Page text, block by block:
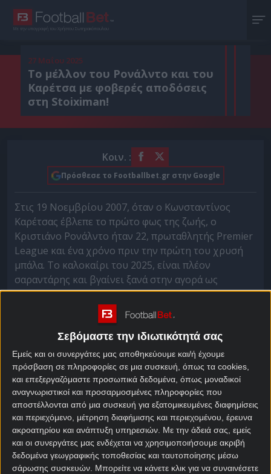
Σεβόμαστε την ιδιωτικότητά σας
Εμείς και οι συνεργάτες μας αποθηκεύουμε και/ή έχουμε
πρόσβαση σε πληροφορίες σε μια συσκευή, όπως τα cookies,
και επεξεργαζόμαστε προσωπικά δεδομένα, όπως μοναδικοί
αναγνωριστικοί και προσαρμοσμένες πληροφορίες που
αποστέλλονται από μια συσκευή για εξατομικευμένες διαφημίσεις
και περιεχόμενο, μέτρηση διαφήμισης και περιεχομένου, έρευνα
ακροατηρίου και ανάπτυξη υπηρεσιών. Με την άδειά σας, εμείς
και οι συνεργάτες μας ενδέχεται να χρησιμοποιήσουμε ακριβή
δεδομένα γεωγραφικής τοποθεσίας και ταυτοποίησης μέσω
σάρωσης συσκευών. Μπορείτε να κάνετε κλικ για να συναινέσετε
Με την υπογραφή του Χρήστου Σωτηρακόπουλου
27 Μαΐου 2025
Το μέλλον του Ρονάλντο και του
Καρέτσα με φοβερές αποδόσεις
στη Stoiximan!
Κοιν. :
Πρόσθεσε το Footballbet.gr στην Google
Στις 19 Νοεμβρίου 2007, όταν ο Κωνσταντίνος
Καρέτσας έβλεπε το πρώτο φως της ζωής, ο
Κριστιάνο Ρονάλντο ήταν 22, πρωταθλητής Premier
League και ένα χρόνο πριν την πρώτη του χρυσή
μπάλα. Το καλοκαίρι του 2025, είναι πλέον
σαραντάρης και βγαίνει ξανά στην αγορά ως
ελεύθερος, με τον Έλληνα χαφ να ετοιμάζεται να
φέρεις εκατομμύρια στη Γκενκ αν τελικά πωληθεί.
Θα προβλέψεις το μέλλον τους σωστά στη
Stoiximan;
-Ειδικά στοιχήματα μεταγραφών στη Stoiximan!
Το μέλλον του Πορτογάλου μύθου, περιλαμβάνει
διάφορες επιλογές. Από την παλιννόστηση στη
Λισαβόνα για χάρη της Σπόρτινγκ (απόδοση 2.50),
μέχρι την μετακόμιση στην Αλ Χιλάλ (απόδοση
75.00), μεσολαβούν άπειρες ακόμα ομάδες. Όλα τα
μεγάλα ευρωπαϊκά club, επιλογές τύπου Ελλάδας και